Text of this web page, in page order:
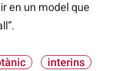
en un model que
interins